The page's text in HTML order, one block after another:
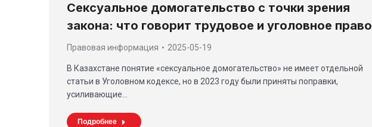
Сексуальное домогательство с точки зрения
закона: что говорит трудовое и уголовное право
Правовая информация 2025-05-19
В Казахстане понятие «сексуальное домогательство» не имеет отдельной
статьи в Уголовном кодексе, но в 2023 году были приняты поправки,
усиливающие…
Подробнее